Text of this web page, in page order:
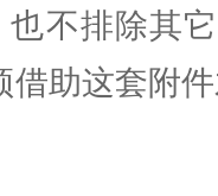
不排除其
借助这套附